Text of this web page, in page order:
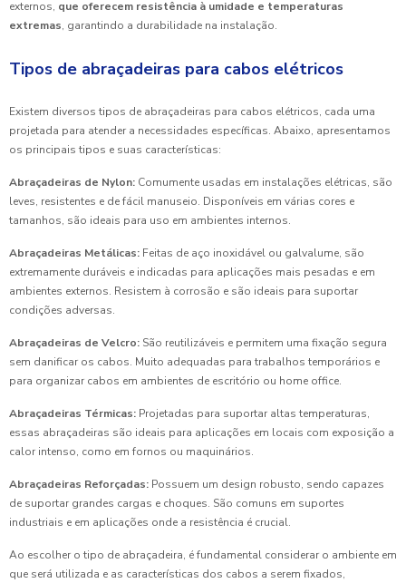
externos, que oferecem resistência à umidade e temperaturas
extremas, garantindo a durabilidade na instalação.
Tipos de abraçadeiras para cabos elétricos
Existem diversos tipos de abraçadeiras para cabos elétricos, cada uma
projetada para atender a necessidades específicas. Abaixo, apresentamos
os principais tipos e suas características:
Abraçadeiras de Nylon: Comumente usadas em instalações elétricas, são
leves, resistentes e de fácil manuseio. Disponíveis em várias cores e
tamanhos, são ideais para uso em ambientes internos.
Abraçadeiras Metálicas: Feitas de aço inoxidável ou galvalume, são
extremamente duráveis e indicadas para aplicações mais pesadas e em
ambientes externos. Resistem à corrosão e são ideais para suportar
condições adversas.
Abraçadeiras de Velcro: São reutilizáveis e permitem uma fixação segura
sem danificar os cabos. Muito adequadas para trabalhos temporários e
para organizar cabos em ambientes de escritório ou home office.
Abraçadeiras Térmicas: Projetadas para suportar altas temperaturas,
essas abraçadeiras são ideais para aplicações em locais com exposição a
calor intenso, como em fornos ou maquinários.
Abraçadeiras Reforçadas: Possuem um design robusto, sendo capazes
de suportar grandes cargas e choques. São comuns em suportes
industriais e em aplicações onde a resistência é crucial.
Ao escolher o tipo de abraçadeira, é fundamental considerar o ambiente em
que será utilizada e as características dos cabos a serem fixados,